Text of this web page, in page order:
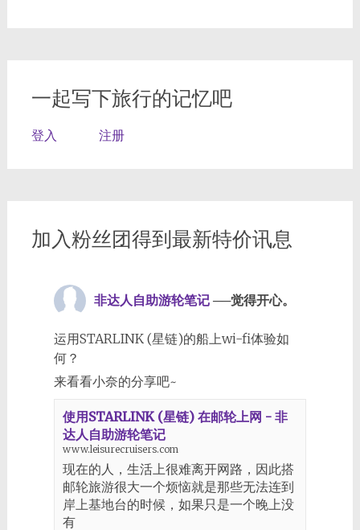
一起写下旅行的记忆吧
登入 注册
加入粉丝团得到最新特价讯息
非达人自助游轮笔记 ──觉得开心。
运用STARLINK (星链)的船上wi-fi体验如
何？
来看看小奈的分享吧~
使用STARLINK (星链) 在邮轮上网 - 非
达人自助游轮笔记
www.leisurecruisers.com
现在的人，生活上很难离开网路，因此搭
邮轮旅游很大一个烦恼就是那些无法连到
岸上基地台的时候，如果只是一个晚上没
有